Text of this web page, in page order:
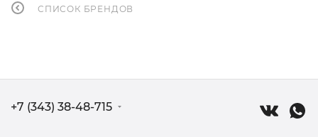
СПИСОК БРЕНДОВ
+7 (343) 38-48-715